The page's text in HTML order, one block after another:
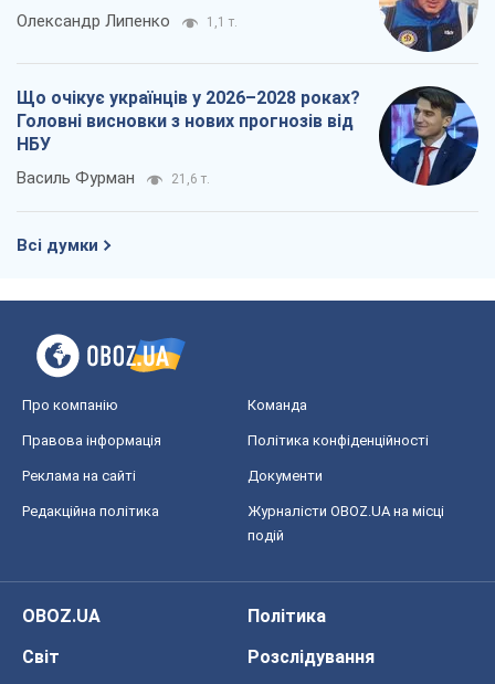
Олександр Липенко 1,1 т.
Що очікує українців у 2026–2028 роках?
Головні висновки з нових прогнозів від
НБУ
Василь Фурман 21,6 т.
Всі думки
Про компанію Команда
Правова інформація Політика конфіденційності
Реклама на сайті Документи
Редакційна політика
Журналісти OBOZ.UA на місці
подій
OBOZ.UA
Політика
Світ
Розслідування